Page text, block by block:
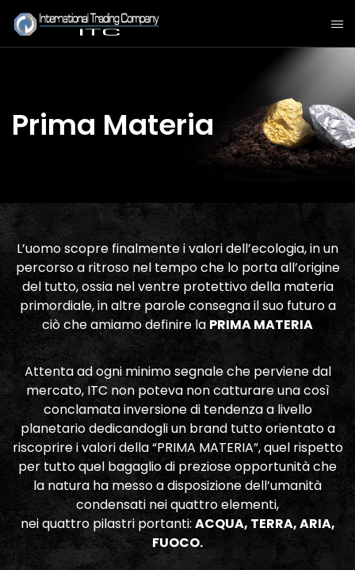
Prima Materia
L’uomo scopre finalmente i valori dell’ecologia, in un
percorso a ritroso nel tempo che lo porta all’origine
del tutto, ossia nel ventre protettivo della materia
primordiale, in altre parole consegna il suo futuro a
ciò che amiamo definire la PRIMA MATERIA
Attenta ad ogni minimo segnale che perviene dal
mercato, ITC non poteva non catturare una così
conclamata inversione di tendenza a livello
planetario dedicandogli un brand tutto orientato a
riscoprire i valori della “PRIMA MATERIA”, quel rispetto
per tutto quel bagaglio di preziose opportunità che
la natura ha messo a disposizione dell’umanità
condensati nei quattro elementi,
nei quattro pilastri portanti: ACQUA, TERRA, ARIA,
FUOCO.